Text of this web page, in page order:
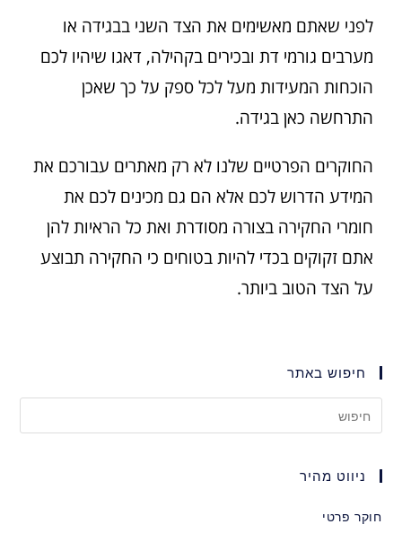
לפני שאתם מאשימים את הצד השני בבגידה או
מערבים גורמי דת ובכירים בקהילה, דאגו שיהיו לכם
הוכחות המעידות מעל לכל ספק על כך שאכן
התרחשה כאן בגידה.
החוקרים הפרטיים שלנו לא רק מאתרים עבורכם את
המידע הדרוש לכם אלא הם גם מכינים לכם את
חומרי החקירה בצורה מסודרת ואת כל הראיות להן
אתם זקוקים בכדי להיות בטוחים כי החקירה תבוצע
על הצד הטוב ביותר.
חיפוש באתר
ניווט מהיר
חוקר פרטי